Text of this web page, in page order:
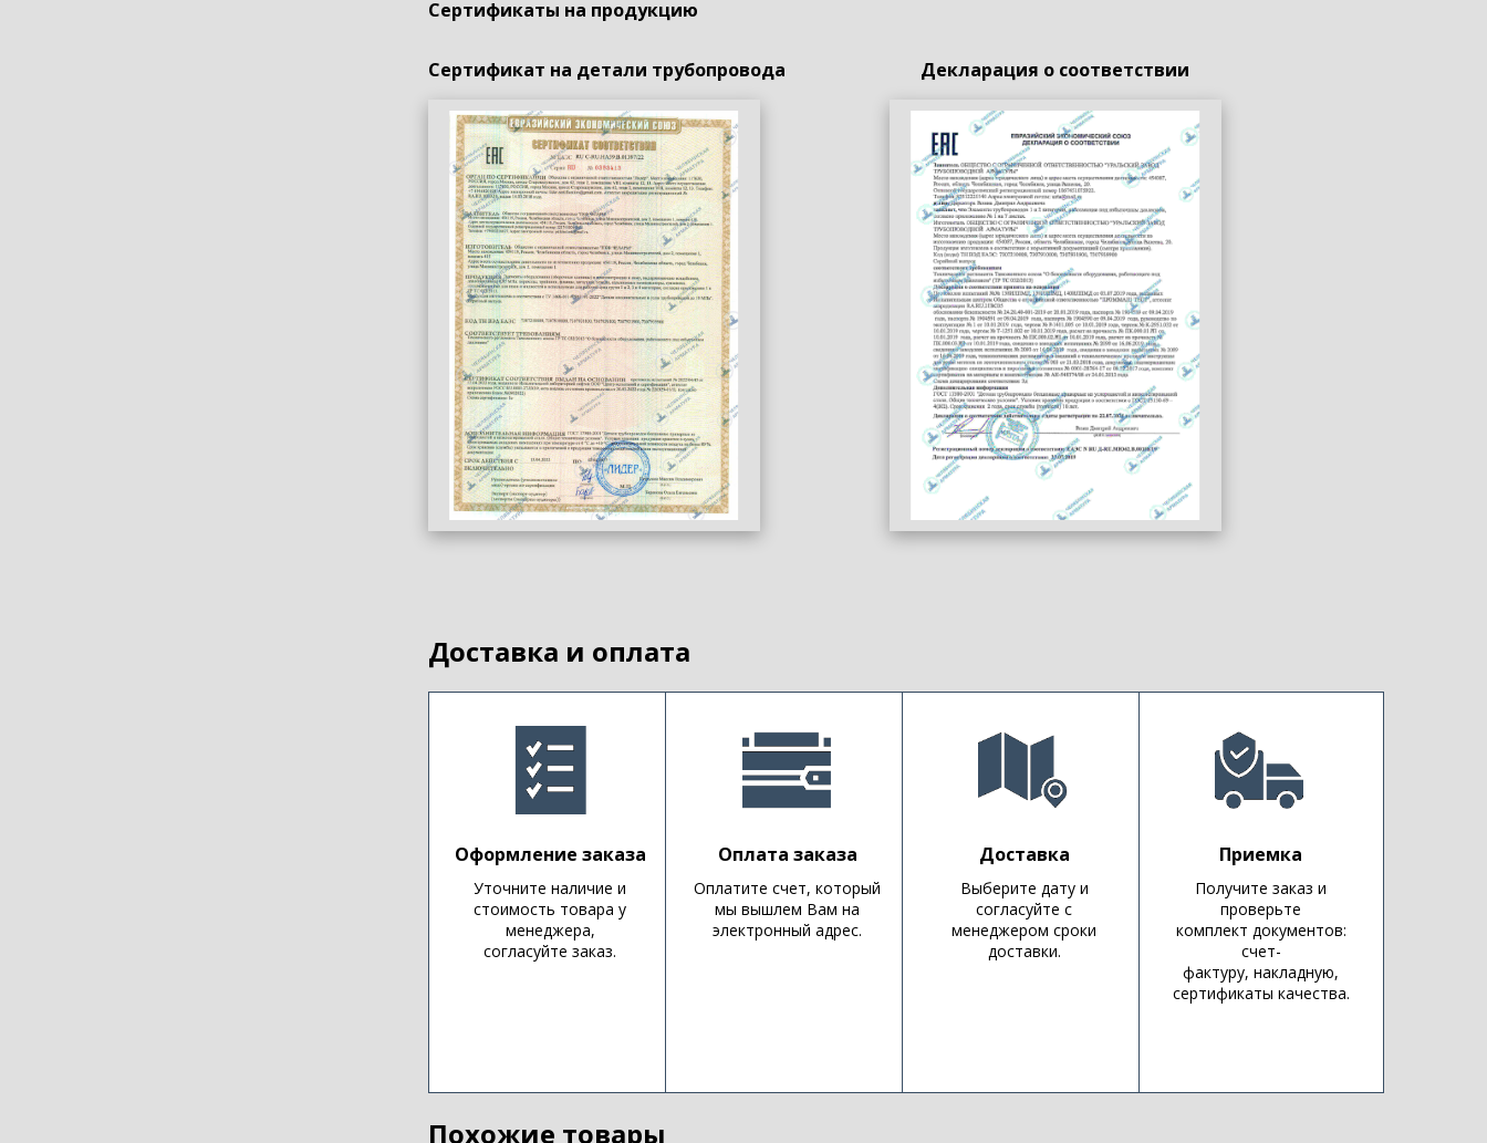
Сертификаты на продукцию
Сертификат на детали трубопровода Декларация о соответствии
Доставка и оплата
Оформление заказа
Уточните наличие и
стоимость товара у
менеджера,
согласуйте заказ.
Оплата заказа
Оплатите счет, который
мы вышлем Вам на
электронный адрес.
Доставка
Выберите дату и
согласуйте с
менеджером сроки
доставки.
Приемка
Получите заказ и
проверьте
комплект документов:
счет-
фактуру, накладную,
сертификаты качества.
Похожие товары